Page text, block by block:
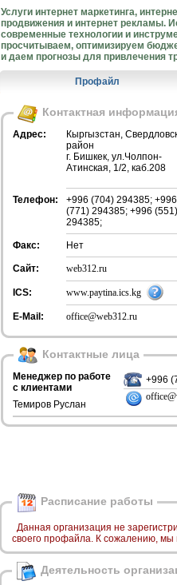
Услуги интернет маркетинга,
продвижения и интернет рекламы.
современные технологии и
просчитываем, оптимизируем
и даем прогнозы для привлечения
Профайл
Контактная
Адрес:
Кыргызстан,
район
г. Бишкек, ул.Чолпон-
Атинская, 1/2, каб.208
Телефон:
+996 (704) 294385; +996
(771) 294385; +996 (551)
294385;
Факс: Нет
Сайт: web312.ru
ICS: www.paytina.ics.kg
E-Mail: office@web312.ru
Контактные лица
Менеджер по работе
с клиентами
Темиров Руслан
+996
Расписание работы
Данная организация не
своего профайла. К сожалению,
Деятельность